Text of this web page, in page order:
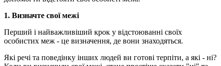
1. Визначте свої межі
Перший і найважливіший крок у відстоюванні своїх
особистих меж - це визначення, де вони знаходяться.
Які речі та поведінку інших людей ви готові терпіти, а які - ні?